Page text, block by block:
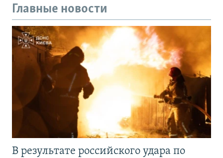
Главные новости
В результате российского удара по